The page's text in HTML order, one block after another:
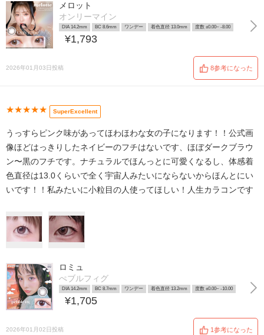
メロット
オンリーマイン
DIA 14.2mm BC 8.6mm ワンデー 着色直径 13.0mm 度数 ±0.00~ -8.00
¥1,793
2026年01月03日投稿 8参考になった
★★★★★ SuperExcellent
うっすらピンク味があってほわほわな女の子になります！！公式画
像ほどはっきりしたネイビーのフチはないです、ほぼダークブラウ
ン〜黒のフチです。ナチュラルでほんっとに可愛くなるし、体感着
色直径は13.0くらいで全く宇宙人みたいにならないからほんとにい
いです！！私みたいに小粒目の人使ってほしい！人生カラコンです
ロミュ
ぺブルフィグ
DIA 14.2mm BC 8.7mm ワンデー 着色直径 13.2mm 度数 ±0.00~ -10.00
¥1,705
2026年01月02日投稿 1参考になった